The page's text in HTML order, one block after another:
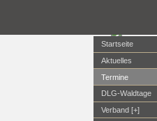
Startseite
Aktuelles
Termine
DLG-Waldtage
Verband [+]